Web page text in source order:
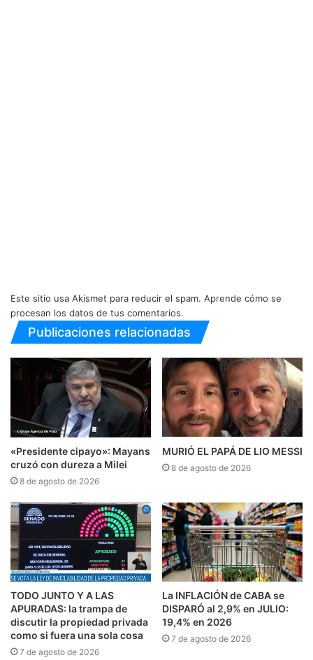
Este sitio usa Akismet para reducir el spam. Aprende cómo se
procesan los datos de tus comentarios.
Publicaciones relacionadas
«Presidente cipayo»: Mayans
cruzó con dureza a Milei
8 de agosto de 2026
MURIÓ EL PAPÁ DE LIO MESSI
8 de agosto de 2026
TODO JUNTO Y A LAS
APURADAS: la trampa de
discutir la propiedad privada
como si fuera una sola cosa
7 de agosto de 2026
La INFLACIÓN de CABA se
DISPARÓ al 2,9% en JULIO:
19,4% en 2026
7 de agosto de 2026